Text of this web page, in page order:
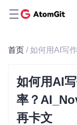
首页
如何用AI
率？
再卡文